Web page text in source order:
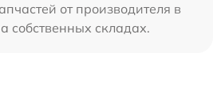
от производителя в
собственных складах.